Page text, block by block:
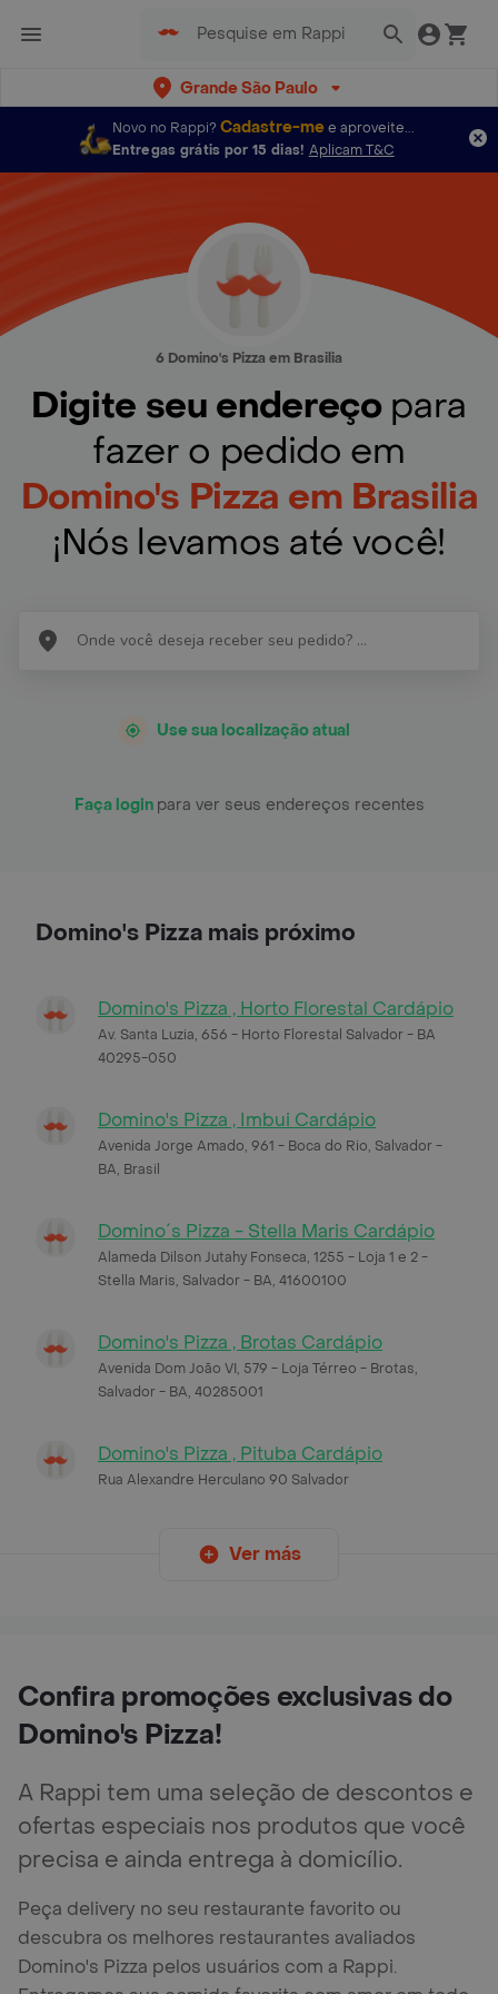
Grande São Paulo
Novo no Rappi? Cadastre-mee aproveite...
Entregas grátis por 15 dias! Aplicam T&C
6 Domino's Pizza em Brasilia
Digite seu endereço para
fazer o pedido em
Domino's Pizza em Brasilia
¡Nós levamos até você!
Use sua localização atual
Faça login para ver seus endereços recentes
Domino's Pizza mais próximo
Domino's Pizza , Horto Florestal Cardápio
Av. Santa Luzia, 656 - Horto Florestal Salvador - BA
40295-050
Domino's Pizza , Imbui Cardápio
Avenida Jorge Amado, 961 - Boca do Rio, Salvador -
BA, Brasil
Domino´s Pizza - Stella Maris Cardápio
Alameda Dilson Jutahy Fonseca, 1255 - Loja 1 e 2 -
Stella Maris, Salvador - BA, 41600100
Domino's Pizza , Brotas Cardápio
Avenida Dom João VI, 579 - Loja Térreo - Brotas,
Salvador - BA, 40285001
Domino's Pizza , Pituba Cardápio
Rua Alexandre Herculano 90 Salvador
Ver más
Confira promoções exclusivas do
Domino's Pizza!
A Rappi tem uma seleção de descontos e
ofertas especiais nos produtos que você
precisa e ainda entrega à domicílio.
Peça delivery no seu restaurante favorito ou
descubra os melhores restaurantes avaliados
Domino's Pizza pelos usuários com a Rappi.